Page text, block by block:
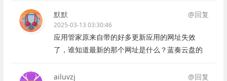
默默 @回复
2025-03-13 03:30:46
应用管家原来自带的好多更新应用的网址失效
了，谁知道最新的那个网址是什么？蓝奏云盘的
ailuvzj @回复